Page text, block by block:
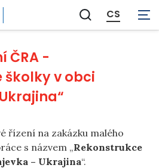
Zobrazit
vyhledávání
CS
ČRA -
školky v obci
řízení na zakázku malého
s názvem „Rekonstrukce
– Ukrajina“.